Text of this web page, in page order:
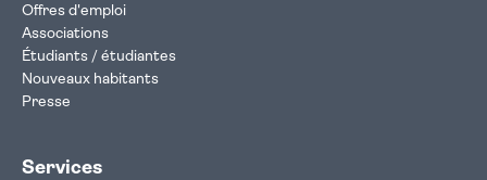
Offres d'emploi
Associations
Étudiants / étudiantes
Nouveaux habitants
Presse
Services